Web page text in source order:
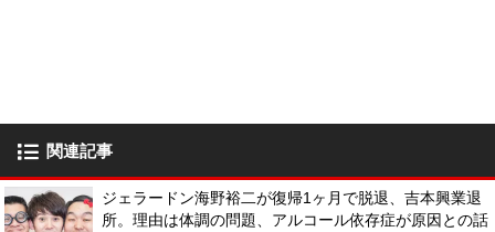
関連記事
ジェラードン海野裕二が復帰1ヶ月で脱退、吉本興業退
所。理由は体調の問題、アルコール依存症が原因との話